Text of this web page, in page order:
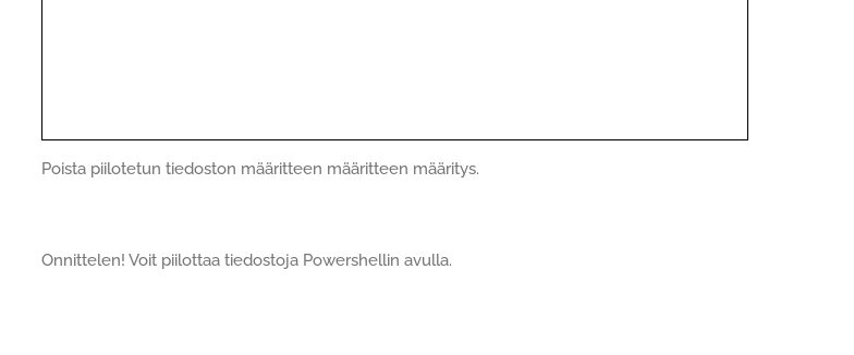
Poista piilotetun tiedoston määritteen määritteen määritys.
Onnittelen! Voit piilottaa tiedostoja Powershellin avulla.